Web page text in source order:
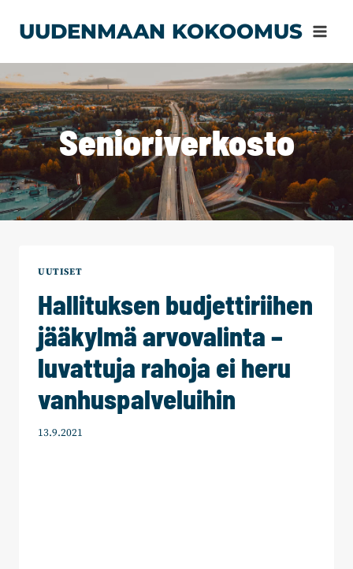
sisältöön
UUDENMAAN KOKOOMUS
Senioriverkosto
UUTISET
Hallituksen budjettiriihen
jääkylmä arvovalinta –
luvattuja rahoja ei heru
vanhuspalveluihin
13.9.2021